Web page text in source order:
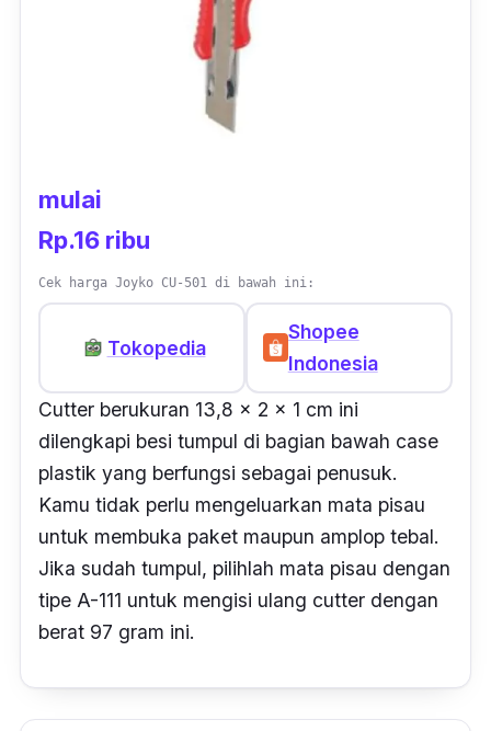
mulai
Rp.16 ribu
Cek harga Joyko CU-501 di bawah ini:
Tokopedia
Shopee
Indonesia
Cutter berukuran 13,8 x 2 x 1 cm ini
dilengkapi besi tumpul di bagian bawah case
plastik yang berfungsi sebagai penusuk.
Kamu tidak perlu mengeluarkan mata pisau
untuk membuka paket maupun amplop tebal.
Jika sudah tumpul, pilihlah mata pisau dengan
tipe A-111 untuk mengisi ulang cutter dengan
berat 97 gram ini.